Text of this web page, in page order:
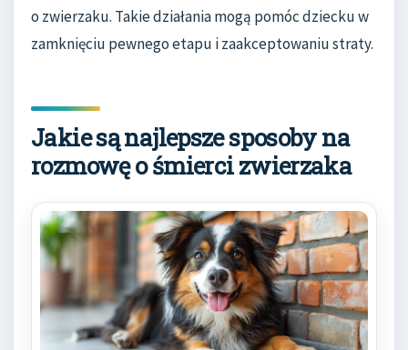
o zwierzaku. Takie działania mogą pomóc dziecku w
zamknięciu pewnego etapu i zaakceptowaniu straty.
Jakie są najlepsze sposoby na
rozmowę o śmierci zwierzaka